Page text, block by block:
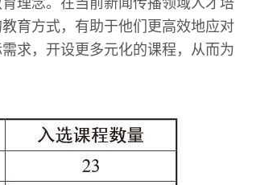
理念。在当前新闻传播领域人才培
育方式，有助于他们更高效地应对
求，开设更多元化的课程，从而为